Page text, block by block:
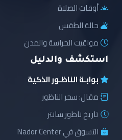
أوقات الصلاة
حالة الطقس
مواقيت الحراسة والمدن
استكشف والدليل
بوابـة الناظـور الذكية
مقال: سحر الناظور
تاريخ ناظور سانتر
التسوق في Nador Center